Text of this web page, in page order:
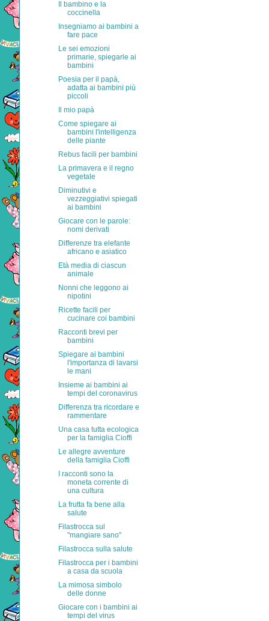
Il bambino e la
coccinella
Insegniamo ai bambini a
fare pace
Le sei emozioni
primarie, spiegarle ai
bambini
Poesia per il papà,
adatta ai bambini più
piccoli
Il mio papà
Come spiegare ai
bambini l'intelligenza
delle piante
Rebus facili per bambini
La primavera e il regno
vegetale
Diminutivi e
vezzeggiativi spiegati
ai bambini
Giocare con le parole:
nomi derivati
Differenze tra elefante
africano e asiatico
Età media di ciascun
animale
Nonni che leggono ai
nipotini
Ricette facili per
cucinare coi bambini
Racconti brevi per
bambini
Spiegare ai bambini
l'importanza di lavarsi
le mani
Insieme ai bambini ai
tempi del coronavirus
Differenza tra ricordare e
rammentare
Una casa tutta ecologica
per la famiglia Cioffi
Le allegre avventure
della famiglia Cioffi
I racconti sono la
moneta corrente di
una cultura
La frutta fa bene alla
salute
Filastrocca sul
"mangiare sano"
Filastrocca sulla salute
Filastrocca per i bambini
a casa da scuola
La mimosa simbolo
delle donne
Giocare con i bambini ai
tempi del virus